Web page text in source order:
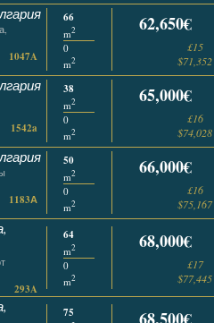
1047A
66
m2
0
m2
62,650€
£15
$71,352
1542a
38
m2
0
m2
65,000€
£16
$74,028
1183А
50
m2
0
m2
66,000€
£16
$75,167
293A
64
m2
0
m2
68,000€
£17
$77,445
75